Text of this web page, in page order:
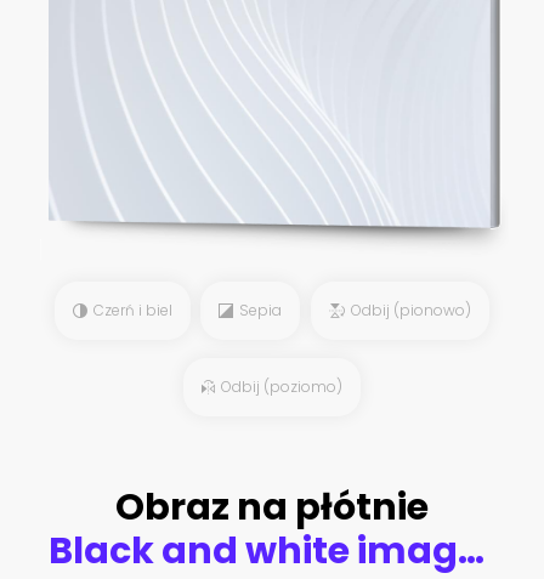
Czerń i biel Sepia Odbij (pionowo)
Odbij (poziomo)
Obraz na płótnie
Black and white image of a elephant